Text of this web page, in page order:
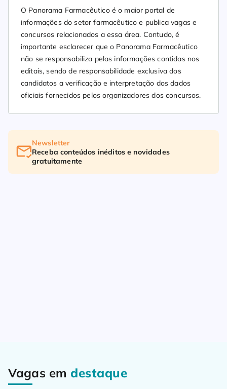
O Panorama Farmacêutico é o maior portal de
informações do setor farmacêutico e publica vagas e
concursos relacionados a essa área. Contudo, é
importante esclarecer que o Panorama Farmacêutico
não se responsabiliza pelas informações contidas nos
editais, sendo de responsabilidade exclusiva dos
candidatos a verificação e interpretação dos dados
oficiais fornecidos pelos organizadores dos concursos.
Newsletter
Receba conteúdos inéditos e novidades
gratuitamente
Vagas em destaque